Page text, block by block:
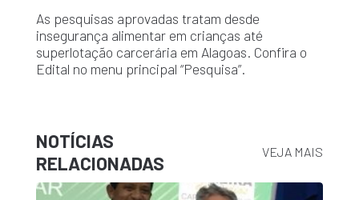
As pesquisas aprovadas tratam desde
insegurança alimentar em crianças até
superlotação carcerária em Alagoas. Confira o
Edital no menu principal “Pesquisa”.
NOTÍCIAS
RELACIONADAS
VEJA MAIS